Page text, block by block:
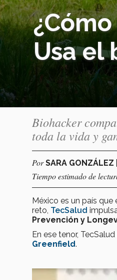
Usa el
Biohacker
toda la vida y
PorSARA GONZÁLEZ
Tiempo estimado de
México es un país
reto, TecSalud
Prevención y
En ese tenor,
Greenfield.